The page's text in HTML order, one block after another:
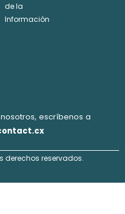
de la
Información
escríbenos a
derechos reservados.